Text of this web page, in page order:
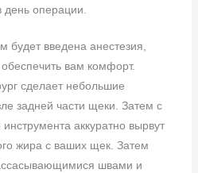
день операции.
будет введена анестезия,
вам комфорт.
сделает небольшие
задней части щеки. Затем с
аккуратно вырвут
жира с ваших щек. Затем
швами и